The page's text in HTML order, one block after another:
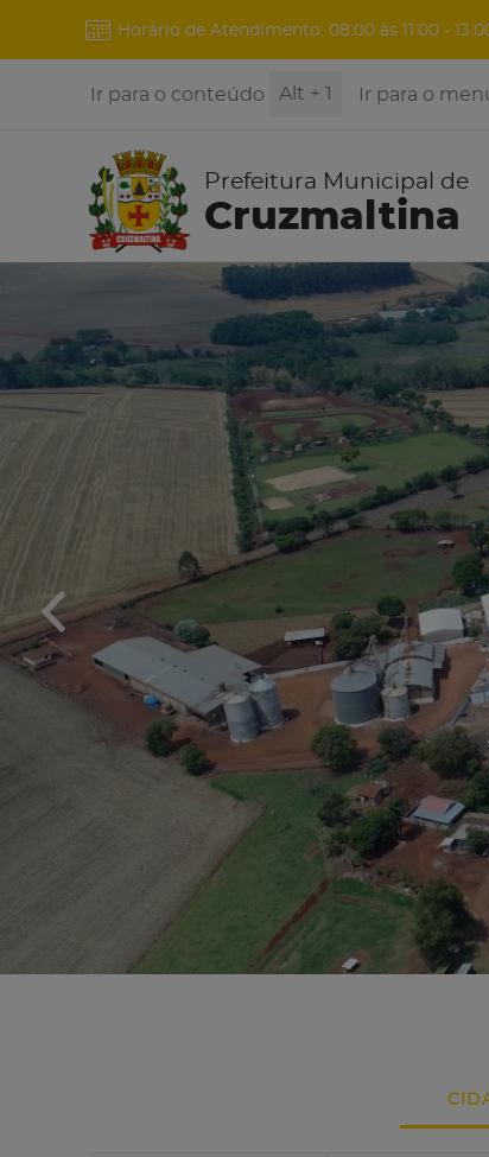
Horário de Atendimento: 08:00 às 11:00 -
Ir para o conteúdo Alt + 1 Ir para o
Prefeitura Municipal de
Cruzmaltina